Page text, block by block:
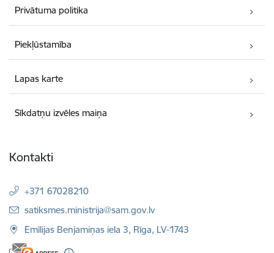
Privātuma politika
Piekļūstamība
Lapas karte
Sīkdatņu izvēles maiņa
Kontakti
+371 67028210
E-pasts:
satiksmes.ministrija@sam.gov.lv
Emīlijas Benjamiņas iela 3, Rīga, LV-1743